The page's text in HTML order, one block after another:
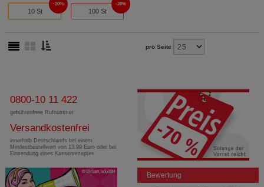
10 St
20%
100 St
28%
pro Seite
0800-10 11 422
gebührenfreie Rufnummer
Versandkostenfrei
innerhalb Deutschlands bei einem
Mindestbestellwert von 13,99 Euro oder bei
Einsendung eines Kassenrezeptes
Bewertung